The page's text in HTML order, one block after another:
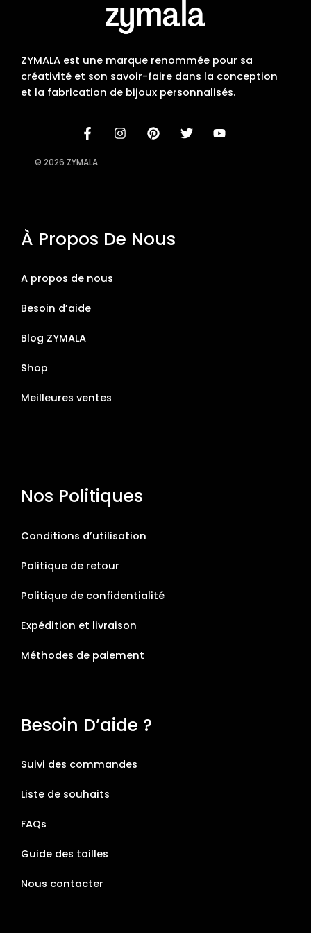
ZYMALA est une marque renommée pour sa
créativité et son savoir-faire dans la conception
et la fabrication de bijoux personnalisés.
© 2026 ZYMALA
À Propos De Nous
A propos de nous
Besoin d’aide
Blog ZYMALA
Shop
Meilleures ventes
Nos Politiques
Conditions d’utilisation
Politique de retour
Politique de confidentialité
Expédition et livraison
Méthodes de paiement
Besoin D’aide ?
Suivi des commandes
Liste de souhaits
FAQs
Guide des tailles
Nous contacter